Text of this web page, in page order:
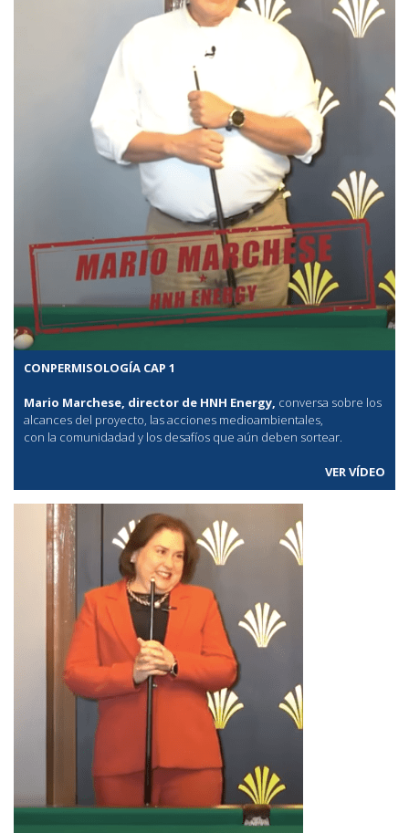
CONPERMISOLOGÍA CAP 1
Mario Marchese, director de HNH Energy, conversa sobre los
alcances del proyecto, las acciones medioambientales,
con la comunidadad y los desafíos que aún deben sortear.
VER VÍDEO